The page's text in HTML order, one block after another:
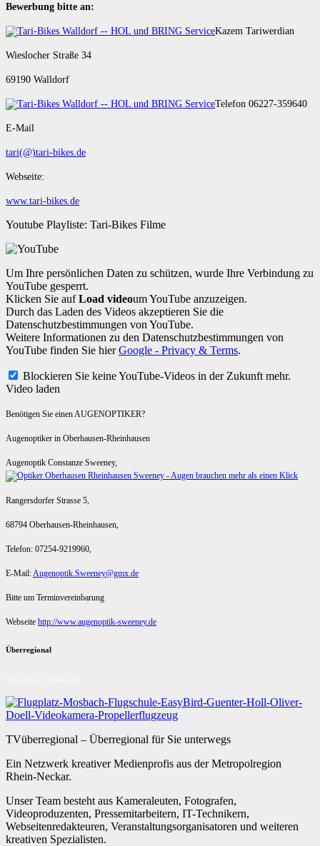
Bewerbung bitte an:
Kazem Tariwerdian
Wieslocher Straße 34
69190 Walldorf
Telefon 06227-359640
E-Mail
tari(@)tari-bikes.de
Webseite:
www.tari-bikes.de
Youtube Playliste: Tari-Bikes Filme
Um Ihre persönlichen Daten zu schützen, wurde Ihre Verbindung zu
YouTube gesperrt.
Klicken Sie aufLoad videoum YouTube anzuzeigen.
Durch das Laden des Videos akzeptieren Sie die
Datenschutzbestimmungen von YouTube.
Weitere Informationen zu den Datenschutzbestimmungen von
YouTube finden Sie hierGoogle - Privacy & Terms.
Blockieren Sie keine YouTube-Videos in der Zukunft mehr.
Video laden
Benötigen Sie einen AUGENOPTIKER?
Augenoptiker in Oberhausen-Rheinhausen
Augenoptik Constanze Sweeney,
Rangersdorfer Strasse 5,
68794 Oberhausen-Rheinhausen,
Telefon: 07254-9219960,
E-Mail:Augenoptik.Sweeney@gmx.de
Bitte um Terminvereinbarung
Webseite http://www.augenoptik-sweeney.de
Überregional
TVüberregional – Überregional für Sie unterwegs
Ein Netzwerk kreativer Medienprofis aus der Metropolregion
Rhein-Neckar.
Unser Team besteht aus Kameraleuten, Fotografen,
Videoproduzenten, Pressemitarbeitern, IT-Technikern,
Webseitenredakteuren, Veranstaltungsorganisatoren und weiteren
kreativen Spezialisten.